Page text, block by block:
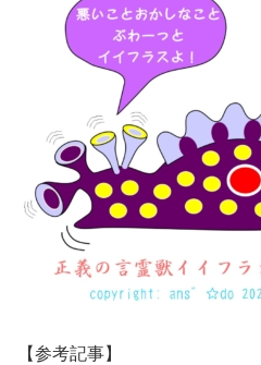
【参考記事】